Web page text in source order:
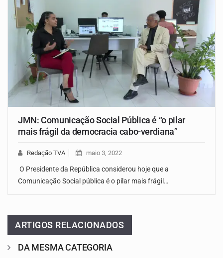
JMN: Comunicação Social Pública é “o pilar
mais frágil da democracia cabo-verdiana”
Redação TVA maio 3, 2022
O Presidente da República considerou hoje que a
Comunicação Social pública é o pilar mais frágil…
ARTIGOS RELACIONADOS
DA MESMA CATEGORIA